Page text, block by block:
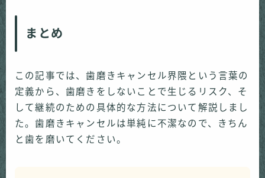
まとめ
この記事では、歯磨きキャンセル界隈という言葉の
定義から、歯磨きをしないことで生じるリスク、そ
して継続のための具体的な方法について解説しまし
た。歯磨きキャンセルは単純に不潔なので、きちん
と歯を磨いてください。